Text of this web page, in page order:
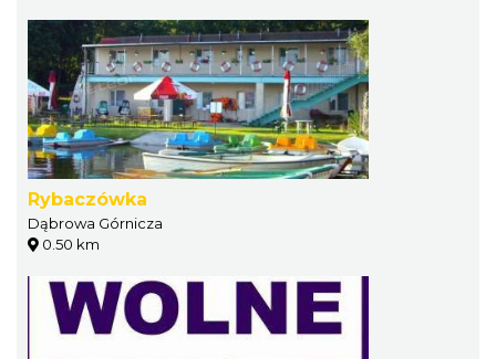
Rybaczówka
Dąbrowa Górnicza
0.50 km